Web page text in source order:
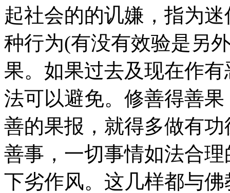
起社会的的讥嫌，指为
种行为(有没有效验是另
果。如果过去及现在作
法可以避免。修善得善
善的果报，就得多做有
善事，一切事情如法合
下劣作风。这几样都与